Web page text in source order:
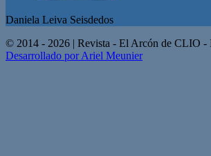
Daniela Leiva Seisdedos
© 2014 - 2026 | Revista - El Arcón de CLIO -
Desarrollado por Ariel Meunier